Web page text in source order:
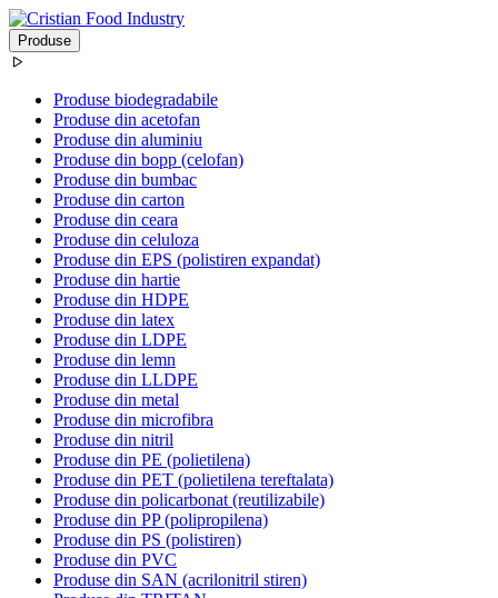
Produse
Produse biodegradabile
Produse din acetofan
Produse din aluminiu
Produse din bopp (celofan)
Produse din bumbac
Produse din carton
Produse din ceara
Produse din celuloza
Produse din EPS (polistiren expandat)
Produse din hartie
Produse din HDPE
Produse din latex
Produse din LDPE
Produse din lemn
Produse din LLDPE
Produse din metal
Produse din microfibra
Produse din nitril
Produse din PE (polietilena)
Produse din PET (polietilena tereftalata)
Produse din policarbonat (reutilizabile)
Produse din PP (polipropilena)
Produse din PS (polistiren)
Produse din PVC
Produse din SAN (acrilonitril stiren)